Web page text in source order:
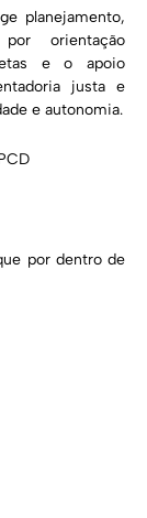
planejamento,
orientação
e o apoio
justa e
e autonomia.
por dentro de